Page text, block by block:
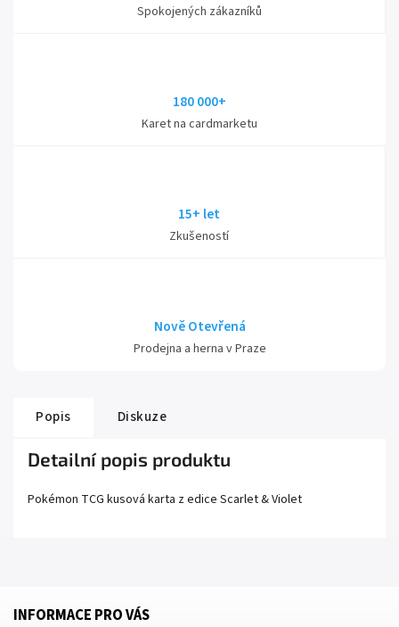
Spokojených zákazníků
180 000+
Karet na cardmarketu
15+ let
Zkušeností
Nově Otevřená
Prodejna a herna v Praze
Popis Diskuze
Detailní popis produktu
Pokémon TCG kusová karta z edice Scarlet& Violet
INFORMACE PRO VÁS